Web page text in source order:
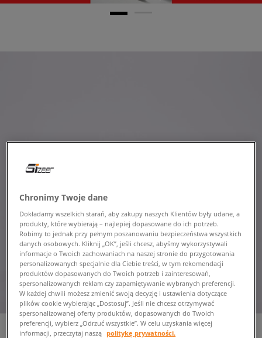
Chronimy Twoje dane
Dokładamy wszelkich starań, aby zakupy naszych Klientów były udane, a
produkty, które wybierają – najlepiej dopasowane do ich potrzeb.
Robimy to jednak przy pełnym poszanowaniu bezpieczeństwa wszystkich
danych osobowych. Kliknij „OK”, jeśli chcesz, abyśmy wykorzystywali
informacje o Twoich zachowaniach na naszej stronie do przygotowania
personalizowanych specjalnie dla Ciebie treści, w tym rekomendacji
produktów dopasowanych do Twoich potrzeb i zainteresowań,
spersonalizowanych reklam czy zapamiętywanie wybranych preferencji.
W każdej chwili możesz zmienić swoją decyzję i ustawienia dotyczące
plików cookie wybierając „Dostosuj”. Jeśli nie chcesz otrzymywać
spersonalizowanej oferty produktów, dopasowanych do Twoich
preferencji, wybierz „Odrzuć wszystkie”. W celu uzyskania więcej
informacji, przeczytaj naszą politykę prywatności.